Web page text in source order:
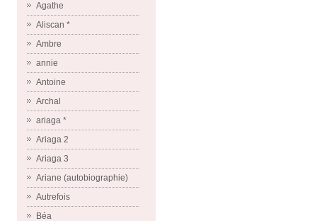
Agathe
Aliscan *
Ambre
annie
Antoine
Archal
ariaga *
Ariaga 2
Ariaga 3
Ariane (autobiographie)
Autrefois
Béa